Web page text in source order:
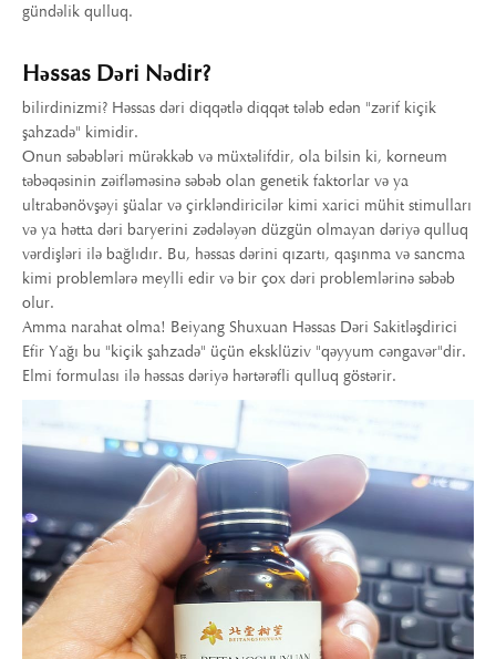
gündəlik qulluq.
Həssas Dəri Nədir?
bilirdinizmi? Həssas dəri diqqətlə diqqət tələb edən "zərif kiçik
şahzadə" kimidir.
Onun səbəbləri mürəkkəb və müxtəlifdir, ola bilsin ki, korneum
təbəqəsinin zəifləməsinə səbəb olan genetik faktorlar və ya
ultrabənövşəyi şüalar və çirkləndiricilər kimi xarici mühit stimulları
və ya hətta dəri baryerini zədələyən düzgün olmayan dəriyə qulluq
vərdişləri ilə bağlıdır. Bu, həssas dərini qızartı, qaşınma və sancma
kimi problemlərə meylli edir və bir çox dəri problemlərinə səbəb
olur.
Amma narahat olma! Beiyang Shuxuan Həssas Dəri Sakitləşdirici
Efir Yağı bu "kiçik şahzadə" üçün eksklüziv "qəyyum cəngavər"dir.
Elmi formulası ilə həssas dəriyə hərtərəfli qulluq göstərir.